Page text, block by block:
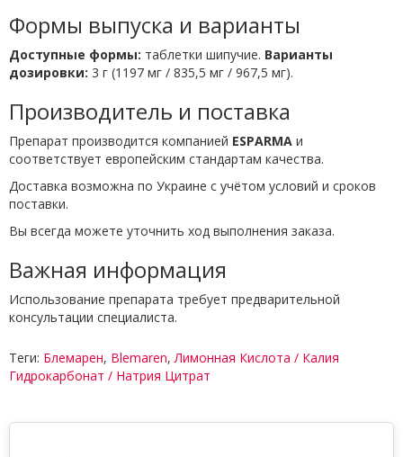
Формы выпуска и варианты
Доступные формы: таблетки шипучие. Варианты
дозировки: 3 г (1197 мг / 835,5 мг / 967,5 мг).
Производитель и поставка
Препарат производится компанией ESPARMA и
соответствует европейским стандартам качества.
Доставка возможна по Украине с учётом условий и сроков
поставки.
Вы всегда можете уточнить ход выполнения заказа.
Важная информация
Использование препарата требует предварительной
консультации специалиста.
Теги: Блемарен, Blemaren,Лимонная Кислота / Калия
Гидрокарбонат / Натрия Цитрат